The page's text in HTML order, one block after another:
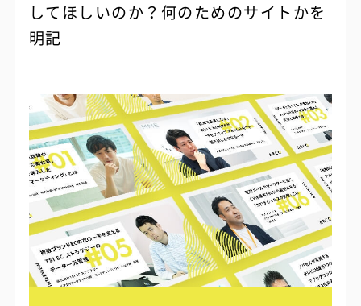
してほしいのか？何のためのサイトかを
明記